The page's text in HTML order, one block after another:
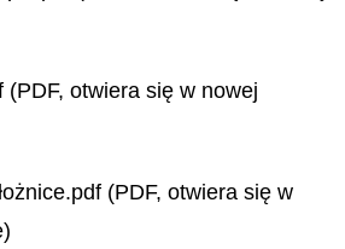
(PDF, otwiera się w nowej
(PDF, otwiera się w